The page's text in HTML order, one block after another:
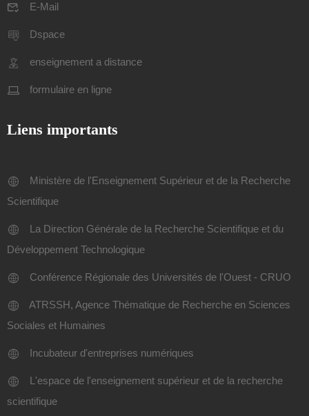
E-Mail
Dspace
enseignement a distance
formulaire en ligne
Liens importants
Ministère de l'Enseignement Supérieur et de la Recherche
Scientifique
La Direction Générale de la Recherche Scientifique et du
Développement Technologique
Conférence Régionale des Universités de l'Ouest - CRUO
ATRSSH, Agence Thématique de Recherche en Sciences
Sociales et Humaines
Incubateur d'entreprises numériques
L'espace de l'enseignement supérieur et de la recherche
scientifique